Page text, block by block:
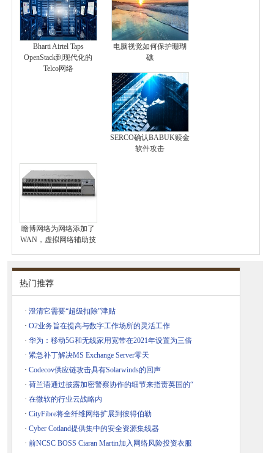
Bharti Airtel Taps
OpenStack到现代化的
Telco网络
电脑视觉如何保护珊瑚
礁
SERCO确认BABUK赎金
软件攻击
瞻博网络为网络添加了
WAN，虚拟网络辅助技
热门推荐
· 澄清它需要“超级扣除”津贴
· O2业务旨在提高与数字工作场所的灵活工作
· 华为：移动5G和无线家用宽带在2021年设置为三倍
· 紧急补丁解决MS Exchange Server零天
· Codecov供应链攻击具有Solarwinds的回声
· 荷兰语通过披露加密警察协作的细节来指责英国的“
· 在微软的行业云战略内
· CityFibre将全纤维网络扩展到彼得伯勒
· Cyber​​ Cotland提供集中的安全资源集线器
· 前NCSC BOSS Ciaran Martin加入网络风险投资衣服